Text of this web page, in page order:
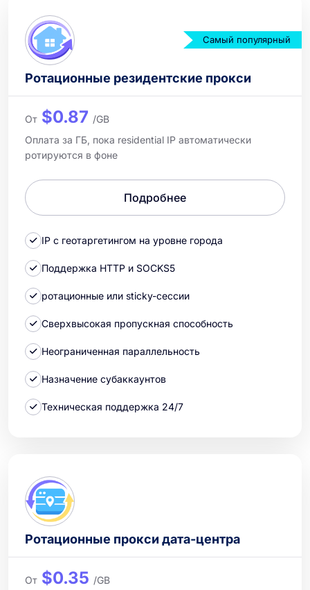
Самый популярный
Ротационные резидентские прокси
От $0.87 /GB
Оплата за ГБ, пока residential IP автоматически
ротируются в фоне
Подробнее
IP с геотаргетингом на уровне города
Поддержка HTTP и SOCKS5
ротационные или sticky-сессии
Сверхвысокая пропускная способность
Неограниченная параллельность
Назначение субаккаунтов
Техническая поддержка 24/7
Ротационные прокси дата-центра
От $0.35 /GB